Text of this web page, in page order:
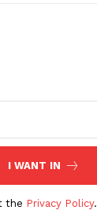
I WANT IN
the Privacy Policy.